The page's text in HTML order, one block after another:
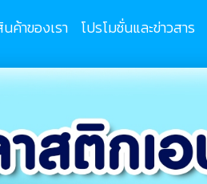
ค้าของเรา โปรโมชั่นและข่าวสาร